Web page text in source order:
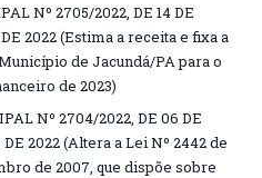
Nº 2705/2022, DE 14 DE
2022 (Estima a receita e fixa a
de Jacundá/PA para o
de 2023)
Nº 2704/2022, DE 06 DE
DE 2022 (Altera a Lei Nº 2442 de
de 2007, que dispõe sobre